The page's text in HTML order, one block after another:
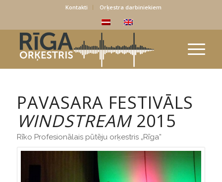
Kontakti Orķestra darbiniekiem
PAVASARA FESTIVĀLS
WINDSTREAM2015
Rīko Profesionālais pūtēju orķestris „Rīga”